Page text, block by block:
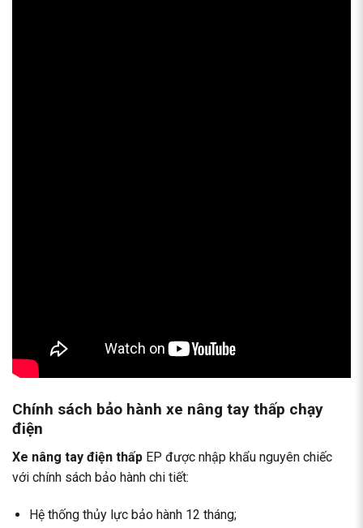
Chính sách bảo hành xe nâng tay thấp chạy
điện
Xe nâng tay điện thấp EP được nhập khẩu nguyên chiếc
với chính sách bảo hành chi tiết:
Hệ thống thủy lực bảo hành 12 tháng;